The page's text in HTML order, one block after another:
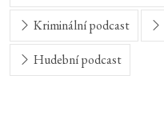
Kriminální podcast
Hudební podcast